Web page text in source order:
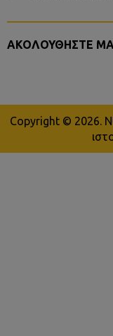
ΑΚΟΛΟΥΘΗΣΤΕ
Copyright © 2026.